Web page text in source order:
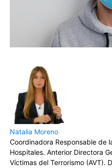
Natalia Moreno
Coordinadora Responsable de
Hospitales. Anterior Directora
Víctimas del Terrorismo (AVT).